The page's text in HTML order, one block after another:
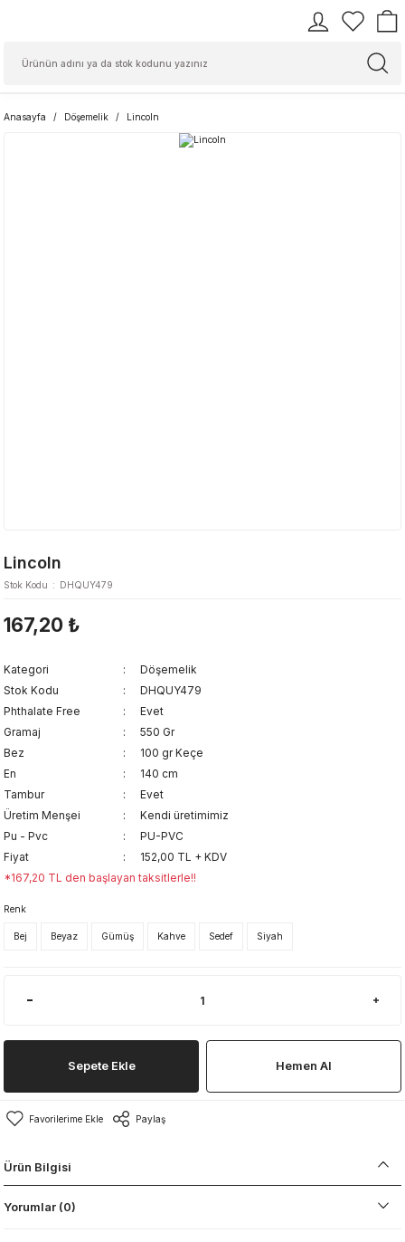
Anasayfa Döşemelik Lincoln
Lincoln
Stok Kodu DHQUY479
167,20 ₺
Kategori
Döşemelik
Stok Kodu
DHQUY479
Phthalate Free
Evet
Gramaj
550 Gr
Bez
100 gr Keçe
En
140 cm
Tambur
Evet
Üretim Menşei
Kendi üretimimiz
Pu - Pvc
PU-PVC
Fiyat
152,00 TL + KDV
*167,20 TL den başlayan taksitlerle!!
Renk
Bej Beyaz Gümüş Kahve Sedef Siyah
Sepete Ekle Hemen Al
Paylaş
Ürün Bilgisi
Yorumlar (0)